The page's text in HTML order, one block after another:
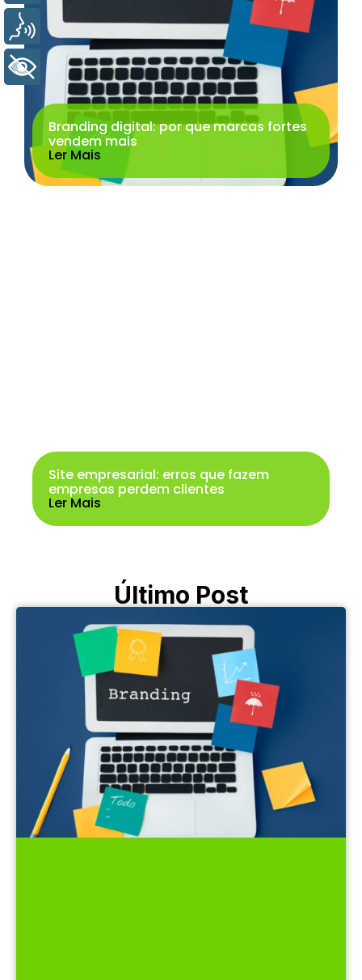
Branding digital: por que marcas fortes
vendem mais
Ler Mais
Site empresarial: erros que fazem
empresas perdem clientes
Ler Mais
Último Post
Voz
+ Acessibilidade